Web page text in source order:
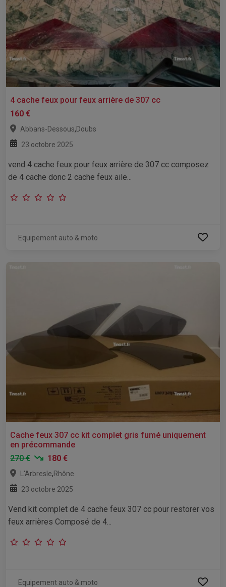
4 cache feux pour feux arrière de 307 cc
160 €
Abbans-Dessous,Doubs
23 octobre 2025
vend 4 cache feux pour feux arrière de 307 cc composez
de 4 cache donc 2 cache feux aile...
Equipement auto & moto
Cache feux 307 cc kit complet gris fumé uniquement
en précommande
270 €
180 €
L'Arbresle,Rhône
23 octobre 2025
Vend kit complet de 4 cache feux 307 cc pour restorer vos
feux arrières Composé de 4...
Equipement auto & moto